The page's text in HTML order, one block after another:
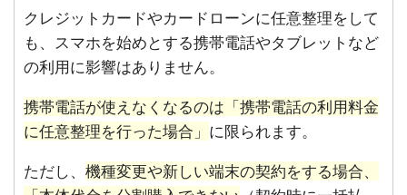
クレジットカードやカードローンに任意整理をして
も、スマホを始めとする携帯電話やタブレットなど
の利用に影響はありません。
携帯電話が使えなくなるのは「携帯電話の利用料金
に任意整理を行った場合」 に限られます。
ただし、 機種変更や新しい端末の契約をする場合、